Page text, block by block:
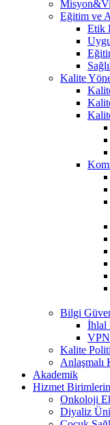
Eğitim ve
Etik
Kalite
Bilgi
İhlal
Kalite
Anlaşmalı
Akademik
Hizmet
Onkoloji
Diyaliz